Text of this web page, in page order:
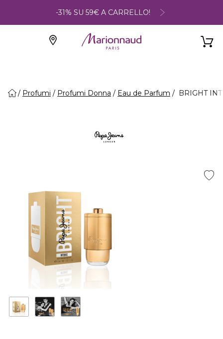
-31% SU 59€ A CARRELLO!
Profumi Profumi Donna Eau de Parfum BRIGHT